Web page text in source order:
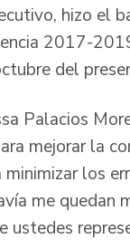
hizo el
2017-
del
Palacios
mejorar la
los
me quedan
ustedes